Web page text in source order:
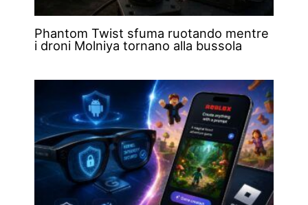
Phantom Twist sfuma ruotando mentre
i droni Molniya tornano alla bussola